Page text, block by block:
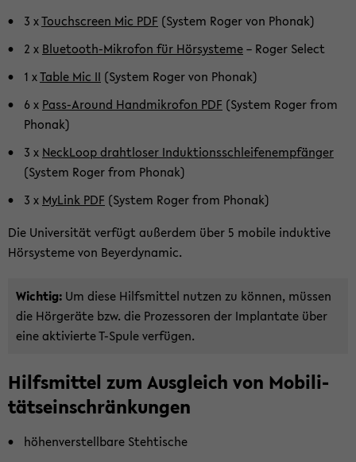
3 xTouch­screen Mic PDF (Sys­tem Roger von Pho­nak)
2 x Bluetooth-​Mikrofon für Hör­sys­te­me– Roger Select
1 xTable Mic II (Sys­tem Roger von Pho­nak)
6 x Pass-​Around Hand­mi­kro­fon PDF (Sys­tem Roger from
Pho­nak)
3 x Neck­Loop draht­lo­ser In­duk­ti­ons­schlei­fen­emp­fän­ger
(Sys­tem Roger from Pho­nak)
3 x My­Link PDF (Sys­tem Roger from Pho­nak)
Die Uni­ver­si­tät ver­fügt au­ßer­dem über 5 mo­bi­le in­duk­ti­ve
Hör­sys­te­me von Bey­er­dy­na­mic.
Wich­tig: Um diese Hilfs­mit­tel nut­zen zu kön­nen, müs­sen
die Hör­ge­rä­te bzw. die Pro­zes­so­ren der Im­plan­ta­te über
eine ak­ti­vier­te T-​Spule ver­fü­gen.
Hilfs­mit­tel zum Aus­gleich von Mo­bi­li­
täts­ein­schrän­kun­gen
hö­hen­ver­stell­ba­re Steh­ti­sche